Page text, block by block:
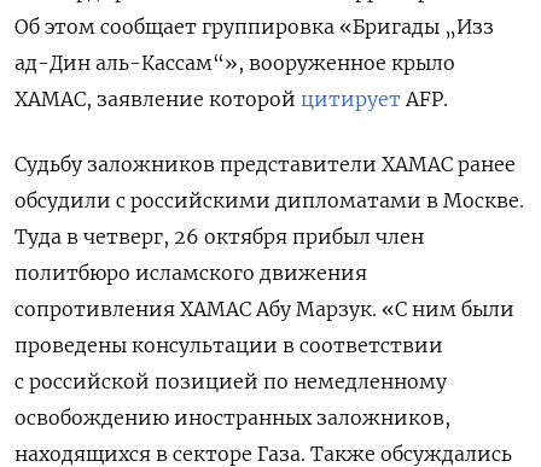
Об этом сообщает группировка «Бригады „Изз
ад-Дин аль-Кассам“», вооруженное крыло
ХАМАС, заявление которой цитирует AFP.
Судьбу заложников представители ХАМАС ранее
обсудили с российскими дипломатами в Москве.
Туда в четверг, 26 октября прибыл член
политбюро исламского движения
сопротивления ХАМАС Абу Марзук. «С ним были
проведены консультации в соответствии
с российской позицией по немедленному
освобождению иностранных заложников,
находящихся в секторе Газа. Также обсуждались